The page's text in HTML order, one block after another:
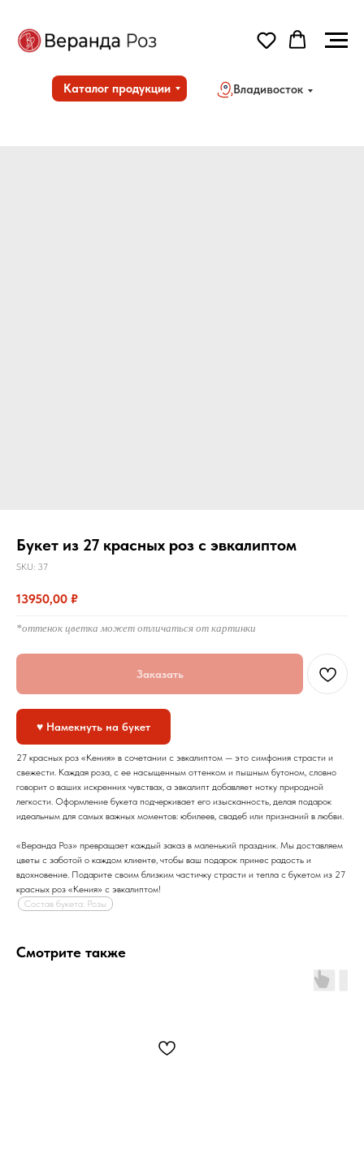
Каталог продукции Владивосток
Букет из 27 красных роз с эвкалиптом
SKU: 37
13950,00 ₽
*оттенок цветка может отличаться от картинки
Заказать
♥ Намекнуть на букет
27 красных роз «Кения» в сочетании с эвкалиптом — это симфония страсти и
свежести. Каждая роза, с ее насыщенным оттенком и пышным бутоном, словно
говорит о ваших искренних чувствах, а эвкалипт добавляет нотку природной
легкости. Оформление букета подчеркивает его изысканность, делая подарок
идеальным для самых важных моментов: юбилеев, свадеб или признаний в любви.
«Веранда Роз» превращает каждый заказ в маленький праздник. Мы доставляем
цветы с заботой о каждом клиенте, чтобы ваш подарок принес радость и
вдохновение. Подарите своим близким частичку страсти и тепла с букетом из 27
красных роз «Кения» с эвкалиптом!
Состав букета: Розы
Смотрите также